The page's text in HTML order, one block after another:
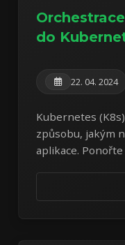
do
22. 04. 2024
Kubernetes
způsobu, jakým
aplikace.
komponenty a